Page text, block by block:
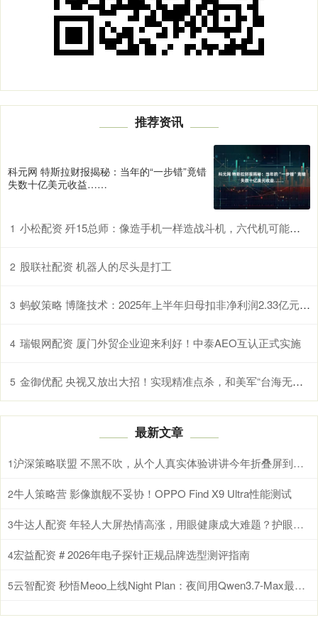
推荐资讯
科元网 特斯拉财报揭秘：当年的“一步错”竟错
失数十亿美元收益……
1 小松配资 歼15总师：像造手机一样造战斗机，六代机可能两年后就会服役
2 股联社配资 机器人的尽头是打工
3 蚂蚁策略 博隆技术：2025年上半年归母扣非净利润2.33亿元 同比增加210.19%
4 瑞银网配资 厦门外贸企业迎来利好！中泰AEO互认正式实施
5 金御优配 央视又放出大招！实现精准点杀，和美军“台海无人地狱”一较高下
最新文章
1 沪深策略联盟 不黑不吹，从个人真实体验讲讲今年折叠屏到底要怎么选？
2牛人策略营 影像旗舰不妥协！OPPO Find X9 Ultra性能测试
3 牛达人配资 年轻人大屏热情高涨，用眼健康成大难题？护眼电视选海信小墨E5S Pro就对了
4宏益配资 # 2026年电子探针正规品牌选型测评指南
5 云智配资 秒悟Meoo上线Night Plan：夜间用Qwen3.7-Max最低2折